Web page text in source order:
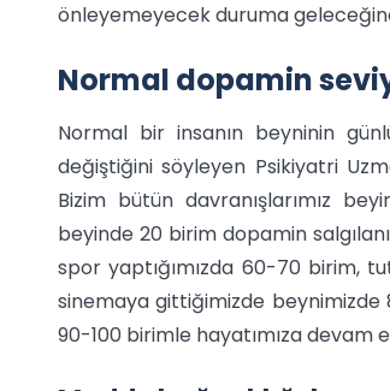
önleyemeyecek duruma
Normal dopamin
Normal bir insanın beyninin
değiştiğini söyleyen Psikiyatri
Bizim bütün davranışlarımız
beyinde 20 birim dopamin
spor yaptığımızda 60-70 birim,
sinemaya gittiğimizde beynimizde
90-100 birimle hayatımıza devam